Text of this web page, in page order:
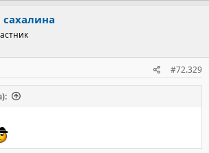
сахалина
#72.329